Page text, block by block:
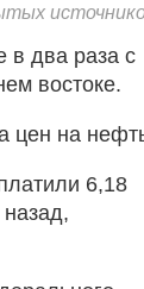
в два раза с
востоке.
цен на
6,18